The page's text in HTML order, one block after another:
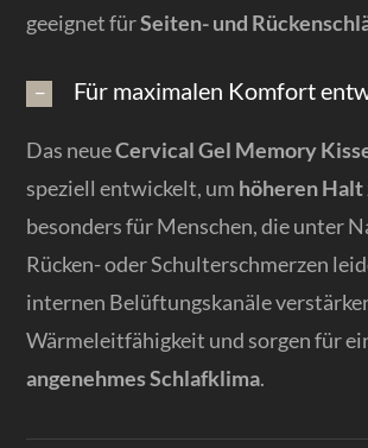
geeignet fürSeiten- und
Für maximalen Komfort
Das neueCervical Gel Memory
speziell entwickelt, um höheren Halt
besonders für Menschen, die unter
Rücken- oder Schulterschmerzen
internen Belüftungskanäle
Wärmeleitfähigkeit und sorgen für
angenehmes Schlafklima.